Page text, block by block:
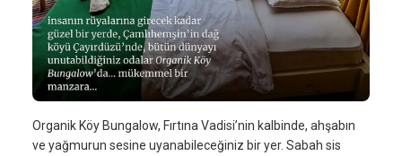
Organik Köy Bungalow, Fırtına Vadisi’nin kalbinde, ahşabın
ve yağmurun sesine uyanabileceğiniz bir yer. Sabah sis